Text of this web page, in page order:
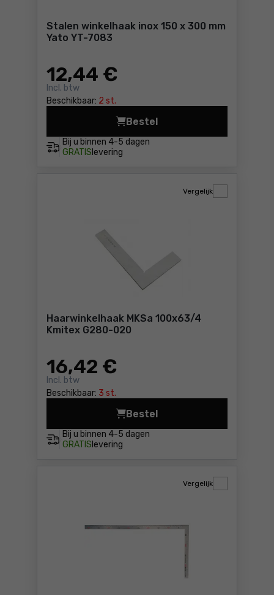
Stalen winkelhaak inox 150 x 300 mm
Yato YT-7083
12,44 €
Incl. btw
Beschikbaar: 2 st.
Bij u binnen 4-5 dagen
GRATIS levering
Bestel
Stalen winkelhaak inox 150
Haarwinkelhaak MKSa 100x63/4
Kmitex G280-020
16,42 €
Incl. btw
Beschikbaar: 3 st.
Vergelijk
Bij u binnen 4-5 dagen
GRATIS levering
Bestel
Haarwinkelhaak MKSa
Vergelijk